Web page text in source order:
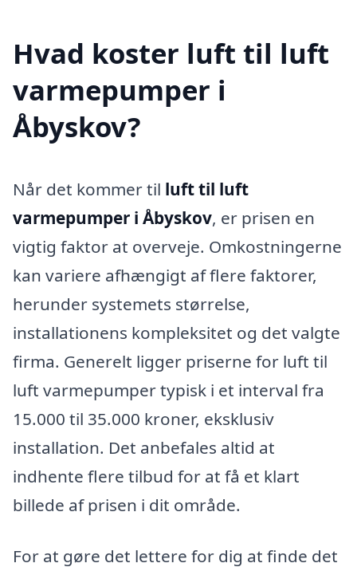
Hvad koster luft til luft
varmepumper i
Åbyskov?
Når det kommer til luft til luft
varmepumper i Åbyskov, er prisen en
vigtig faktor at overveje. Omkostningerne
kan variere afhængigt af flere faktorer,
herunder systemets størrelse,
installationens kompleksitet og det valgte
firma. Generelt ligger priserne for luft til
luft varmepumper typisk i et interval fra
15.000 til 35.000 kroner, eksklusiv
installation. Det anbefales altid at
indhente flere tilbud for at få et klart
billede af prisen i dit område.
For at gøre det lettere for dig at finde det